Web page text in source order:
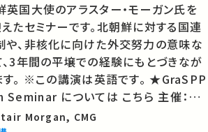
英国大使のアラスター・モーガン氏を
たセミナーです。北朝鮮に対する国連
や、非核化に向けた外交努力の意味な
、3年間の平壌での経験にもとづきなが
★GraSPP
については こちら 主催：東
あなたのシェアが、ほか
Morgan, CMG